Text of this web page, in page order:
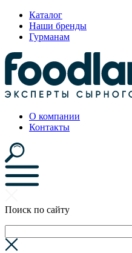
Каталог
Наши бренды
Гурманам
О компании
Контакты
Поиск по сайту